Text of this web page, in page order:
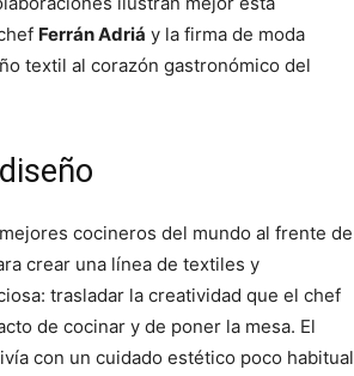
e
n
e
n
Ferrán Adriá y la firma de moda
textil al corazón gastronómico del
cocineros del mundo al frente de
crear una línea de textiles y
trasladar la creatividad que el chef
de cocinar y de poner la mesa. El
con un cuidado estético poco habitual